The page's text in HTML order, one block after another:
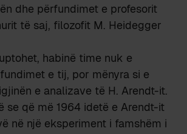
dhe përfundimet e profesorit
të saj, filozofit M. Heidegger
habinë time nuk e
e tij, por mënyra si e
e analizave të H. Arendt-it.
se që më 1964 idetë e Arendt-it
në një eksperiment i famshëm i